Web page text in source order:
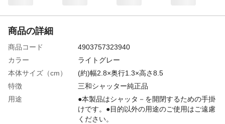
商品の詳細
商品コード
4903757323940
カラー
ライトグレー
本体サイズ（cm）
(約)幅2.8×奥行1.3×高さ8.5
特徴
三和シャッター純正品
用途
●本製品はシャッタ－を開閉するための手掛
けです。●目的以外の用途のご使用はご遠慮
ください。